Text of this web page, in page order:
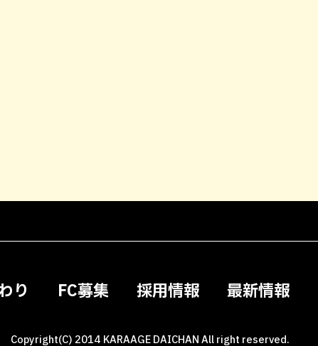
り FC募集 採用情報 最新情報
Copyright(C) 2014 KARAAGE DAICHAN All right reserved.